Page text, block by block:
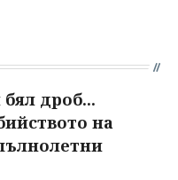
дроб...
на